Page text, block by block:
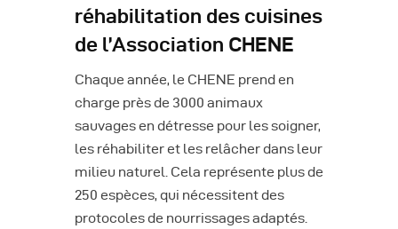
réhabilitation des cuisines
de l’Association CHENE
Chaque année, le CHENE prend en
charge près de 3000 animaux
sauvages en détresse pour les soigner,
les réhabiliter et les relâcher dans leur
milieu naturel. Cela représente plus de
250 espèces, qui nécessitent des
protocoles de nourrissages adaptés.